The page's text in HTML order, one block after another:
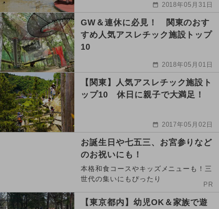
2018年05月31日
GW＆連休に必見！ 関東のおす
すめ人気アスレチック施設トップ
10
2018年05月01日
【関東】人気アスレチック施設ト
ップ10 休日に親子で大満足！
2017年05月02日
お誕生日や七五三、お宮参りなど
のお祝いにも！
本格和食コースやキッズメニューも！三
世代の集いにもぴったり
PR
【東京都内】幼児OK＆家族で遊